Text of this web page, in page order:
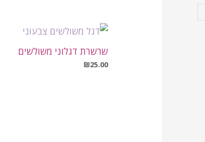
שרשרת דגלוני משולשים
₪25.00